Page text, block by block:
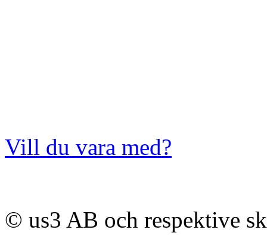
Vill du vara med?
© us3 AB och respektive